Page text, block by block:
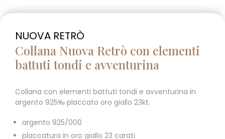
NUOVA RETRÒ
Collana Nuova Retrò con elementi
battuti tondi e avventurina
Collana con elementi battuti tondi e avventurina in
argento 925‰ placcato oro giallo 23kt.
argento 925/000
placcatura in oro giallo 23 carati